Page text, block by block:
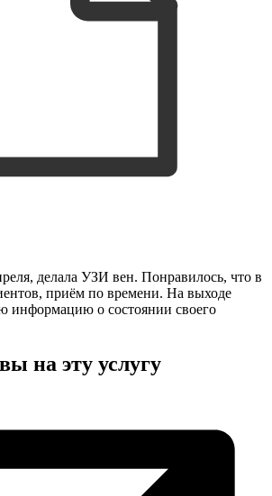
делала УЗИ вен. Понравилось, что в
приём по времени. На выходе
информацию о состоянии своего
на эту услугу